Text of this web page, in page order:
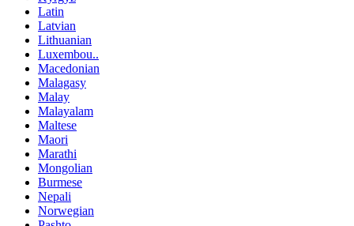
Latin
Latvian
Lithuanian
Luxembou..
Macedonian
Malagasy
Malay
Malayalam
Maltese
Maori
Marathi
Mongolian
Burmese
Nepali
Norwegian